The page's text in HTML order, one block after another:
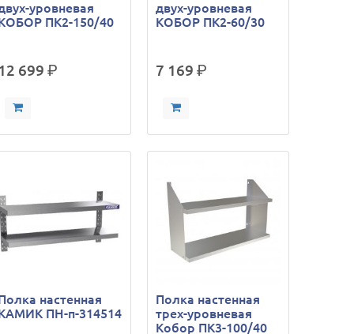
уровневая
ПК2-150/40
699 р.
двух-уровневая
КОБОР ПК2-60/30
7 169 р.
настенная
ПН-п-314514
Полка настенная
трех-уровневая
Кобор ПК3-100/40